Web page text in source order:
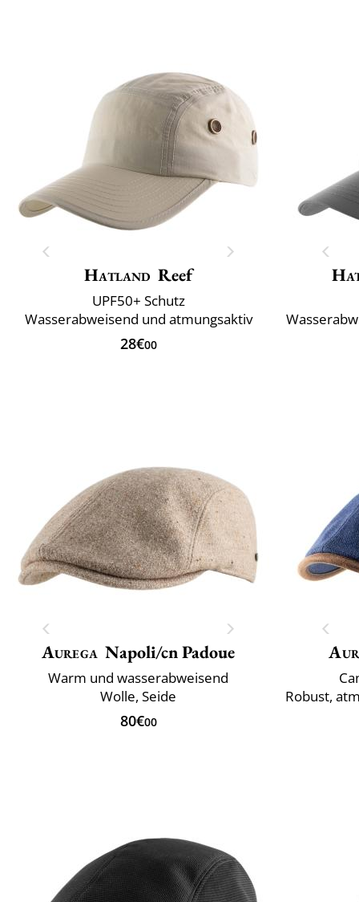
Hatland Reef
UPF50+ Schutz
Wasserabweisend und atmungsaktiv
28€00
Aurega Napoli/cn Padoue
Warm und wasserabweisend
Wolle, Seide
80€00